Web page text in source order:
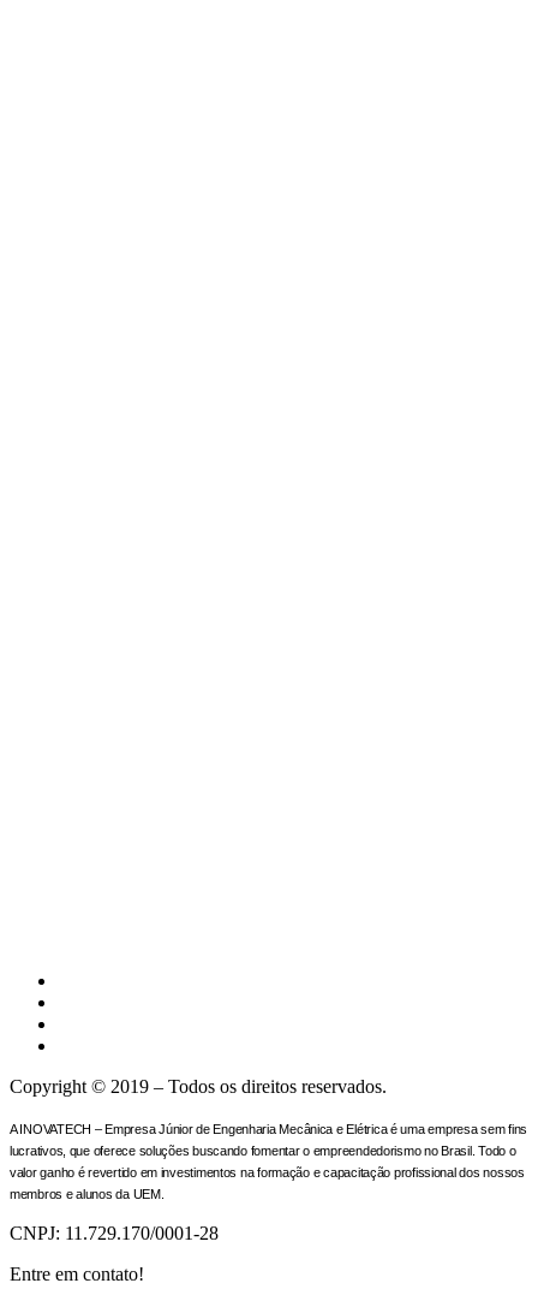
Copyright © 2019 – Todos os direitos reservados.
A INOVATECH – Empresa Júnior de Engenharia Mecânica e Elétrica é uma empresa sem fins
lucrativos, que oferece soluções buscando fomentar o empreendedorismo no Brasil. Todo o
valor ganho é revertido em investimentos na formação e capacitação profissional dos nossos
membros e alunos da UEM.
CNPJ: 11.729.170/0001-28
Entre em contato!